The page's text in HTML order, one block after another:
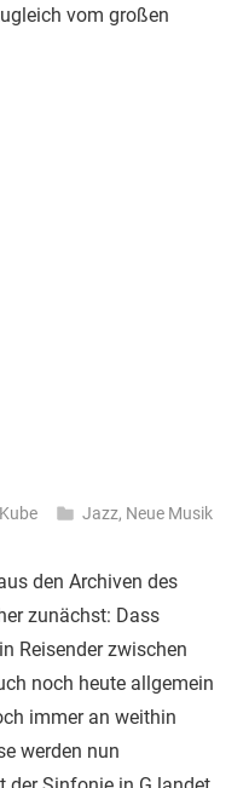
vom großen
Jazz, Neue Musik
den Archiven des
zunächst: Dass
Reisender zwischen
noch heute allgemein
immer an weithin
werden nun